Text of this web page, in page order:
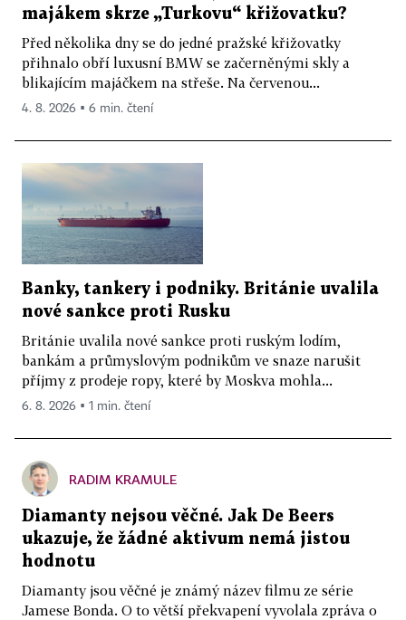
majákem skrze „Turkovu“ křižovatku?
Před několika dny se do jedné pražské křižovatky
přihnalo obří luxusní BMW se začerněnými skly a
blikajícím majáčkem na střeše. Na červenou...
4. 8. 2026 ▪ 6 min. čtení
Banky, tankery i podniky. Británie uvalila
nové sankce proti Rusku
Británie uvalila nové sankce proti ruským lodím,
bankám a průmyslovým podnikům ve snaze narušit
příjmy z prodeje ropy, které by Moskva mohla...
6. 8. 2026 ▪ 1 min. čtení
RADIM KRAMULE
Diamanty nejsou věčné. Jak De Beers
ukazuje, že žádné aktivum nemá jistou
hodnotu
Diamanty jsou věčné je známý název filmu ze série
Jamese Bonda. O to větší překvapení vyvolala zpráva o